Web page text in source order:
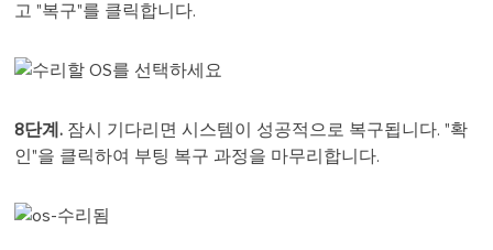
고 "복구"를 클릭합니다.
8단계. 잠시 기다리면 시스템이 성공적으로 복구됩니다. "확
인"을 클릭하여 부팅 복구 과정을 마무리합니다.